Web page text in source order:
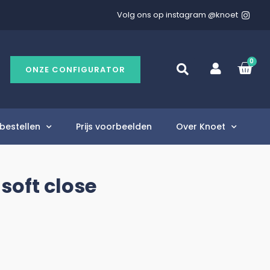
Volg ons op instagram @knoet
ONZE CONFIGURATOR
0
Prijs voorbeelden Over Knoet
close